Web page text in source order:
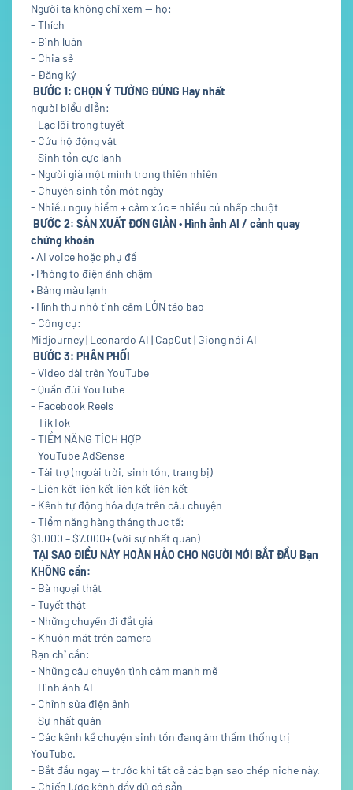
Người ta không chỉ xem — họ:
- Thích
- Bình luận
- Chia sẻ
- Đăng ký
BƯỚC 1: CHỌN Ý TƯỞNG ĐÚNG Hay nhất
người biểu diễn:
- Lạc lối trong tuyết
- Cứu hộ động vật
- Sinh tồn cực lạnh
- Người già một mình trong thiên nhiên
- Chuyện sinh tồn một ngày
- Nhiều nguy hiểm + cảm xúc = nhiều cú nhấp chuột
BƯỚC 2: SẢN XUẤT ĐƠN GIẢN • Hình ảnh AI / cảnh quay
chứng khoán
• AI voice hoặc phụ đề
• Phóng to điện ảnh chậm
• Bảng màu lạnh
• Hình thu nhỏ tình cảm LỚN táo bạo
- Công cụ:
Midjourney | Leonardo AI | CapCut | Giọng nói AI
BƯỚC 3: PHÂN PHỐI
- Video dài trên YouTube
- Quần đùi YouTube
- Facebook Reels
- TikTok
- TIỀM NĂNG TÍCH HỢP
- YouTube AdSense
- Tài trợ (ngoài trời, sinh tồn, trang bị)
- Liên kết liên kết liên kết liên kết
- Kênh tự động hóa dựa trên câu chuyện
- Tiềm năng hàng tháng thực tế:
$1.000 – $7.000+ (với sự nhất quán)
TẠI SAO ĐIỀU NÀY HOÀN HẢO CHO NGƯỜI MỚI BẮT ĐẦU Bạn
KHÔNG cần:
- Bà ngoại thật
- Tuyết thật
- Những chuyến đi đắt giá
- Khuôn mặt trên camera
Bạn chỉ cần:
- Những câu chuyện tình cảm mạnh mẽ
- Hình ảnh AI
- Chỉnh sửa điện ảnh
- Sự nhất quán
- Các kênh kể chuyện sinh tồn đang âm thầm thống trị
YouTube.
- Bắt đầu ngay — trước khi tất cả các bạn sao chép niche này.
- Chiến lược kênh đầy đủ có sẵn